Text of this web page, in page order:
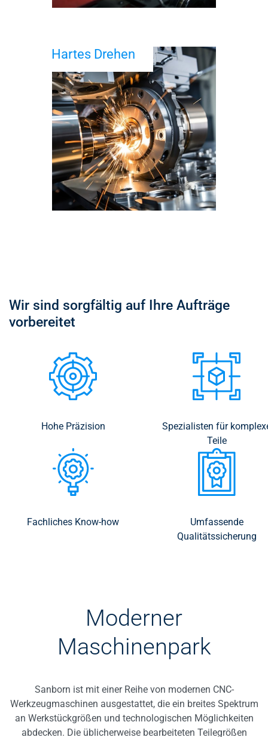
Hartes Drehen
Wir sind sorgfältig auf Ihre Aufträge
vorbereitet
Hohe Präzision
Spezialisten für
Teile
Fachliches Know-how
Umfassende
Qualitätssicherung
Moderner
Maschinenpark
Sanborn ist mit einer Reihe von modernen CNC-
Werkzeugmaschinen ausgestattet, die ein breites Spektrum
an Werkstückgrößen und technologischen Möglichkeiten
abdecken. Die üblicherweise bearbeiteten Teilegrößen